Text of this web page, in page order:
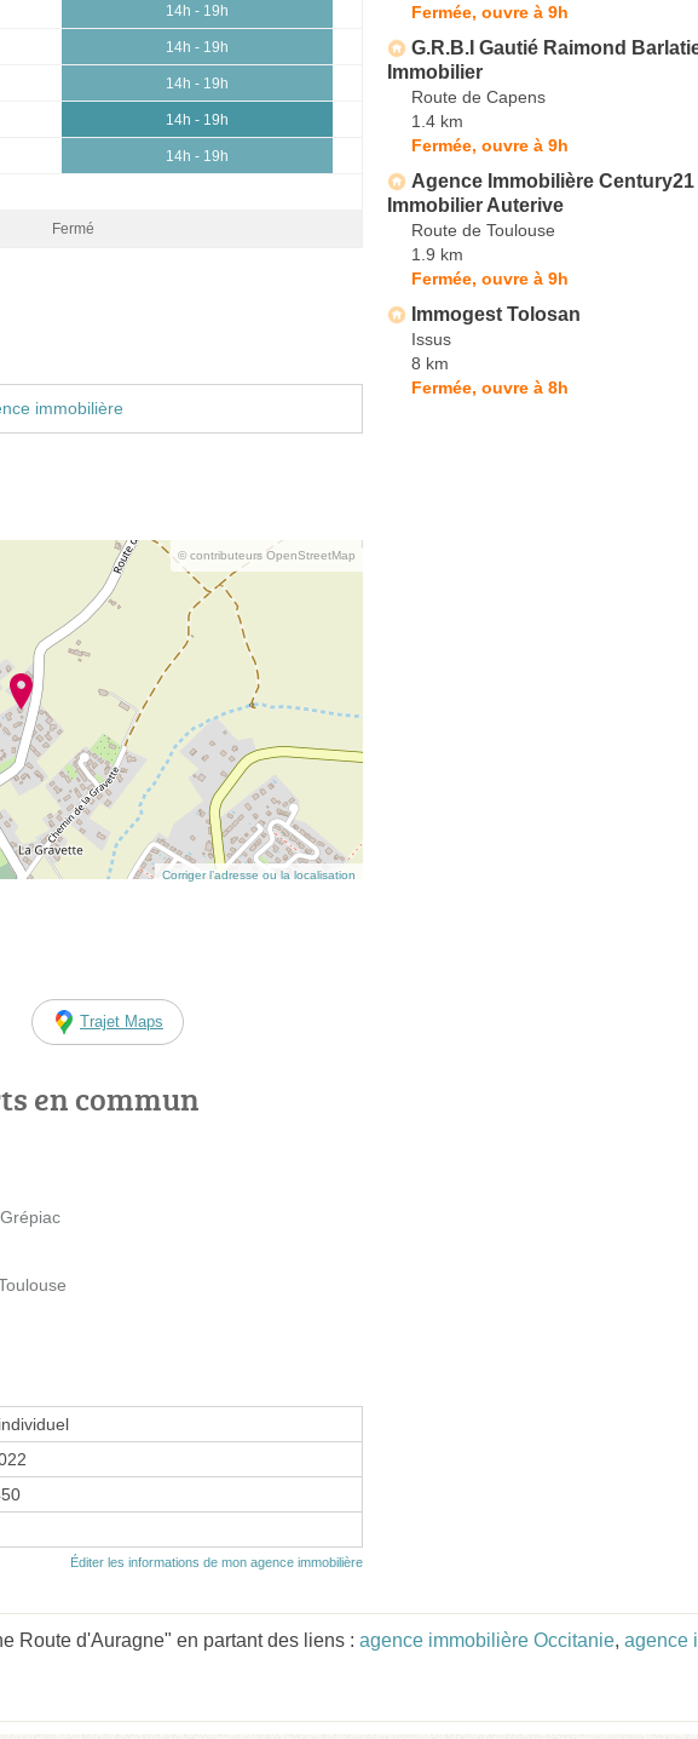
14h - 19h
14h - 19h
14h - 19h
14h - 19h
14h - 19h
Fermé
immobilière
© contributeurs OpenStreetMap
Corriger l’adresse ou la localisation
Trajet Maps
en commun
Éditer les informations de mon agence immobilière
Fermée, ouvre à 9h
G.R.B.I Gautié Raimond
Immobilier
Route de Capens
1.4 km
Fermée, ouvre à 9h
Agence Immobilière Century21
Immobilier Auterive
Route de Toulouse
1.9 km
Fermée, ouvre à 9h
Immogest Tolosan
Issus
8 km
Fermée, ouvre à 8h
Route d'Auragne" en partant des liens : agence immobilière Occitanie, agence